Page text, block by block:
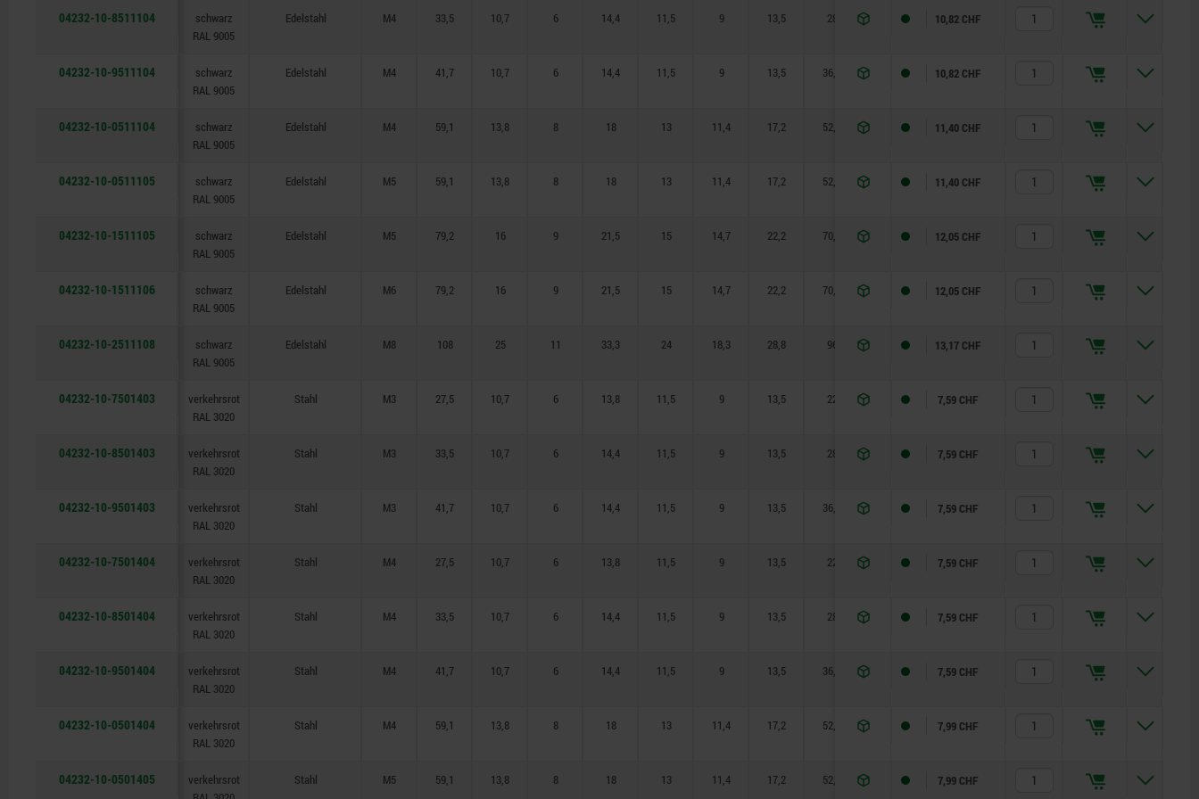
04232-10-8511104
schwarz
RAL 9005
Edelstahl M4 33,5 10,7 6 14,4 11,5 9 13,5 28 0,6 45
10,82 CHF
04232-10-9511104
schwarz
RAL 9005
Edelstahl M4 41,7 10,7 6 14,4 11,5 9 13,5 36,2 1,5 90
10,82 CHF
04232-10-0511104
schwarz
RAL 9005
Edelstahl M4 59,1 13,8 8 18 13 11,4 17,2 52,3 2,5 100
11,40 CHF
04232-10-0511105
schwarz
RAL 9005
Edelstahl M5 59,1 13,8 8 18 13 11,4 17,2 52,3 2,5 100
11,40 CHF
04232-10-1511105
schwarz
RAL 9005
Edelstahl M5 79,2 16 9 21,5 15 14,7 22,2 70,4 4 120
12,05 CHF
04232-10-1511106
schwarz
RAL 9005
Edelstahl M6 79,2 16 9 21,5 15 14,7 22,2 70,4 4 120
12,05 CHF
04232-10-2511108
schwarz
RAL 9005
Edelstahl M8 108 25 11 33,3 24 18,3 28,8 96 8 350
13,17 CHF
04232-10-7501403
verkehrsrot
RAL 3020
Stahl M3 27,5 10,7 6 13,8 11,5 9 13,5 22 0,5 50
7,59 CHF
04232-10-8501403
verkehrsrot
RAL 3020
Stahl M3 33,5 10,7 6 14,4 11,5 9 13,5 28 0,6 45
7,59 CHF
04232-10-9501403
verkehrsrot
RAL 3020
Stahl M3 41,7 10,7 6 14,4 11,5 9 13,5 36,2 1,5 90
7,59 CHF
04232-10-7501404
verkehrsrot
RAL 3020
Stahl M4 27,5 10,7 6 13,8 11,5 9 13,5 22 0,5 50
7,59 CHF
04232-10-8501404
verkehrsrot
RAL 3020
Stahl M4 33,5 10,7 6 14,4 11,5 9 13,5 28 0,6 45
7,59 CHF
04232-10-9501404
verkehrsrot
RAL 3020
Stahl M4 41,7 10,7 6 14,4 11,5 9 13,5 36,2 1,5 90
7,59 CHF
04232-10-0501404
verkehrsrot
RAL 3020
Stahl M4 59,1 13,8 8 18 13 11,4 17,2 52,3 2,5 100
7,99 CHF
04232-10-0501405
verkehrsrot
Stahl M5 59,1 13,8 8 18 13 11,4 17,2 52,3 2,5 100
7,99 CHF